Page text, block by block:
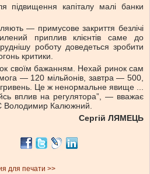
підвищення капіталу малі банки
— примусове закриття безлічі
приплив клієнтів саме до
роботу доведеться зробити
критики.
своїм бажанням. Нехай ринок сам
— 120 мільйонів, завтра — 500,
Це ж ненормальне явище ...
вплив на регулятора”, — вважає
Володимир Калюжний.
Сергій ЛЯМЕЦЬ
для печати >>